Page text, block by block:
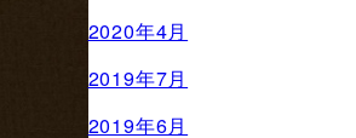
2020年4月
2019年7月
2019年6月